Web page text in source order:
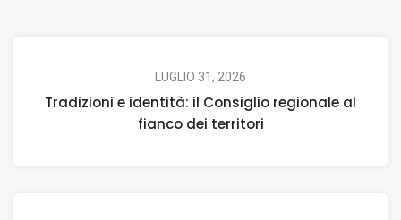
LUGLIO 31, 2026
Tradizioni e identità: il Consiglio regionale al
fianco dei territori